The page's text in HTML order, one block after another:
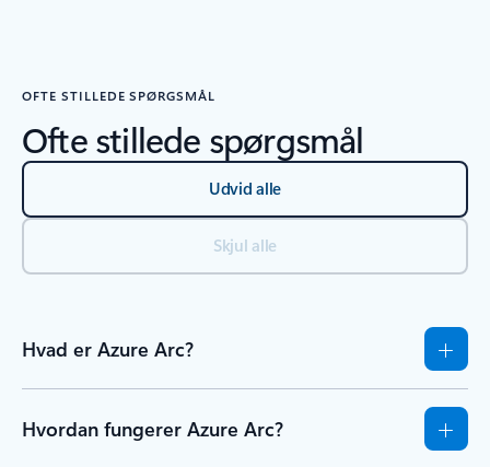
OFTE STILLEDE SPØRGSMÅL
Ofte stillede spørgsmål
Udvid alle
Skjul alle
Hvad er Azure Arc?
Hvordan fungerer Azure Arc?